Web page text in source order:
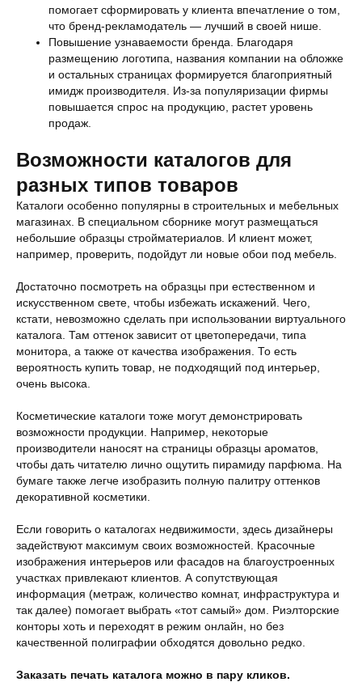
помогает сформировать у клиента впечатление о том,
что бренд-рекламодатель — лучший в своей нише.
Повышение узнаваемости бренда. Благодаря
размещению логотипа, названия компании на обложке
и остальных страницах формируется благоприятный
имидж производителя. Из-за популяризации фирмы
повышается спрос на продукцию, растет уровень
продаж.
Возможности каталогов для
разных типов товаров
Каталоги особенно популярны в строительных и мебельных
магазинах. В специальном сборнике могут размещаться
небольшие образцы стройматериалов. И клиент может,
например, проверить, подойдут ли новые обои под мебель.
Достаточно посмотреть на образцы при естественном и
искусственном свете, чтобы избежать искажений. Чего,
кстати, невозможно сделать при использовании виртуального
каталога. Там оттенок зависит от цветопередачи, типа
монитора, а также от качества изображения. То есть
вероятность купить товар, не подходящий под интерьер,
очень высока.
Косметические каталоги тоже могут демонстрировать
возможности продукции. Например, некоторые
производители наносят на страницы образцы ароматов,
чтобы дать читателю лично ощутить пирамиду парфюма. На
бумаге также легче изобразить полную палитру оттенков
декоративной косметики.
Если говорить о каталогах недвижимости, здесь дизайнеры
задействуют максимум своих возможностей. Красочные
изображения интерьеров или фасадов на благоустроенных
участках привлекают клиентов. А сопутствующая
информация (метраж, количество комнат, инфраструктура и
так далее) помогает выбрать «тот самый» дом. Риэлторские
конторы хоть и переходят в режим онлайн, но без
качественной полиграфии обходятся довольно редко.
Заказать печать каталога можно в пару кликов.